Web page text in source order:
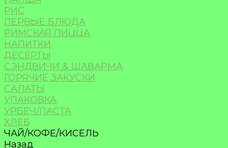
РИС
ПЕРВЫЕ БЛЮДА
РИМСКАЯ ПИЦЦА
НАПИТКИ
ДЕСЕРТЫ
СЭНДВИЧИ & ШАВАРМА
ГОРЯЧИЕ ЗАКУСКИ
САЛАТЫ
УПАКОВКА
УРБЕЧ/ПАСТА
ХЛЕБ
ЧАЙ/КОФЕ/КИСЕЛЬ
Назад